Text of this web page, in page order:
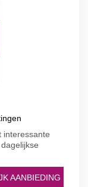
interessante
AANBIEDING